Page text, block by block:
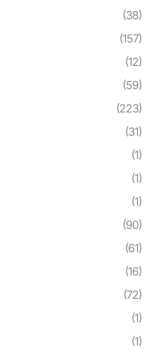
(38)
(157)
(12)
(59)
(223)
(31)
(1)
(1)
(1)
(90)
(61)
(16)
(72)
(1)
(1)